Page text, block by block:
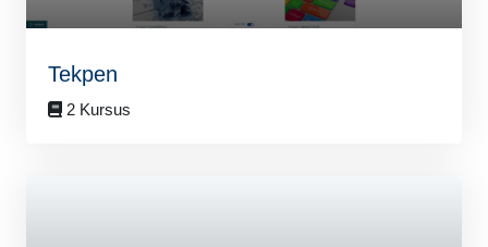
Tekpen
2 Kursus